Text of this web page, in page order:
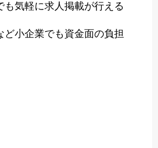
も気軽に求人掲載が行える
ど小企業でも資金面の負担